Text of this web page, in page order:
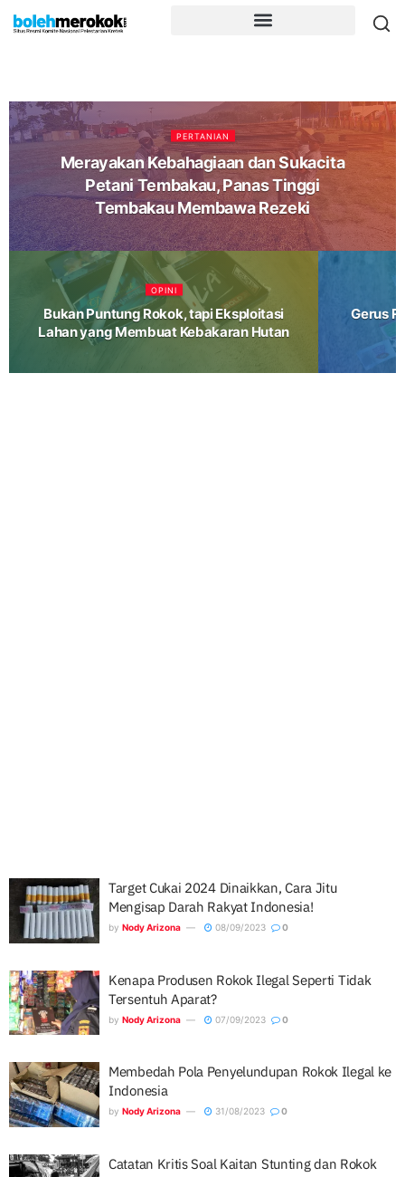
PERTANIAN
Merayakan Kebahagiaan dan Sukacita
Petani Tembakau, Panas Tinggi
Tembakau Membawa Rezeki
OPINI
Bukan Puntung Rokok, tapi Eksploitasi
Lahan yang Membuat Kebakaran Hutan
Gerus
Target Cukai 2024 Dinaikkan, Cara Jitu
Mengisap Darah Rakyat Indonesia!
by Nody Arizona 08/09/2023 0
Kenapa Produsen Rokok Ilegal Seperti Tidak
Tersentuh Aparat?
by Nody Arizona 07/09/2023 0
Membedah Pola Penyelundupan Rokok Ilegal ke
Indonesia
by Nody Arizona 31/08/2023 0
Catatan Kritis Soal Kaitan Stunting dan Rokok